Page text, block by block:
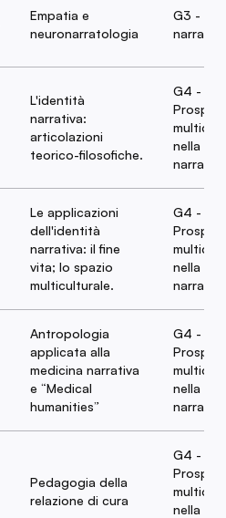
Empatia e
neuronarratologia
G3 - La
narrativa
L'identità
narrativa:
articolazioni
teorico-filosofiche.
G4 -
nella
narrativa
Le applicazioni
dell'identità
narrativa: il fine
vita; lo spazio
multiculturale.
G4 -
nella
narrativa
Antropologia
applicata alla
medicina narrativa
e “Medical
humanities”
G4 -
nella
narrativa
Pedagogia della
relazione di cura
G4 -
nella